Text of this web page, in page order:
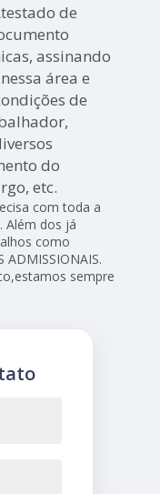
de
assinando
área e
de
do
etc.
com toda a
Além dos já
como
ADMISSIONAIS.
sempre